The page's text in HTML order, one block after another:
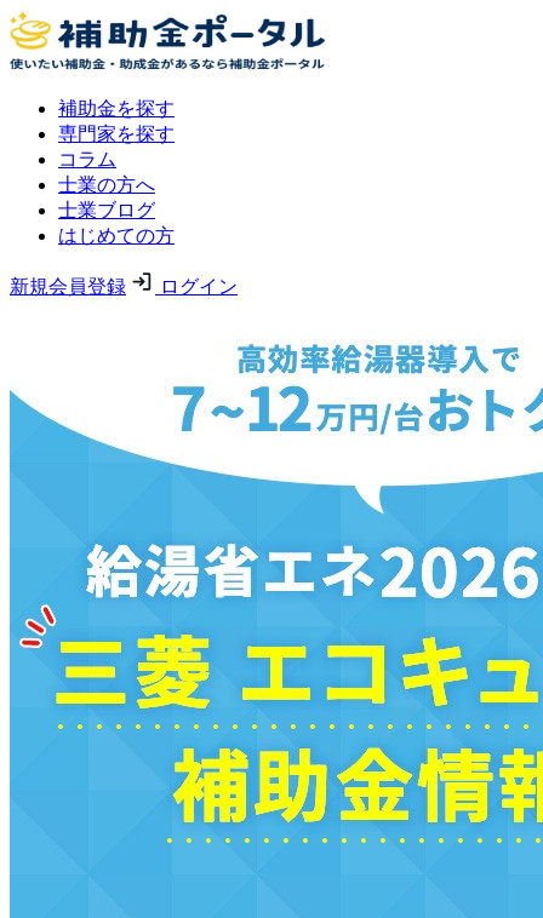
補助金を探す
専門家を探す
コラム
士業の方へ
士業ブログ
はじめての方
新規会員登録 ログイン